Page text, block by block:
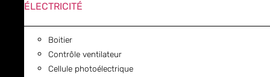
ÉLECTRICITÉ
Boitier
Contrôle ventilateur
Cellule photoélectrique